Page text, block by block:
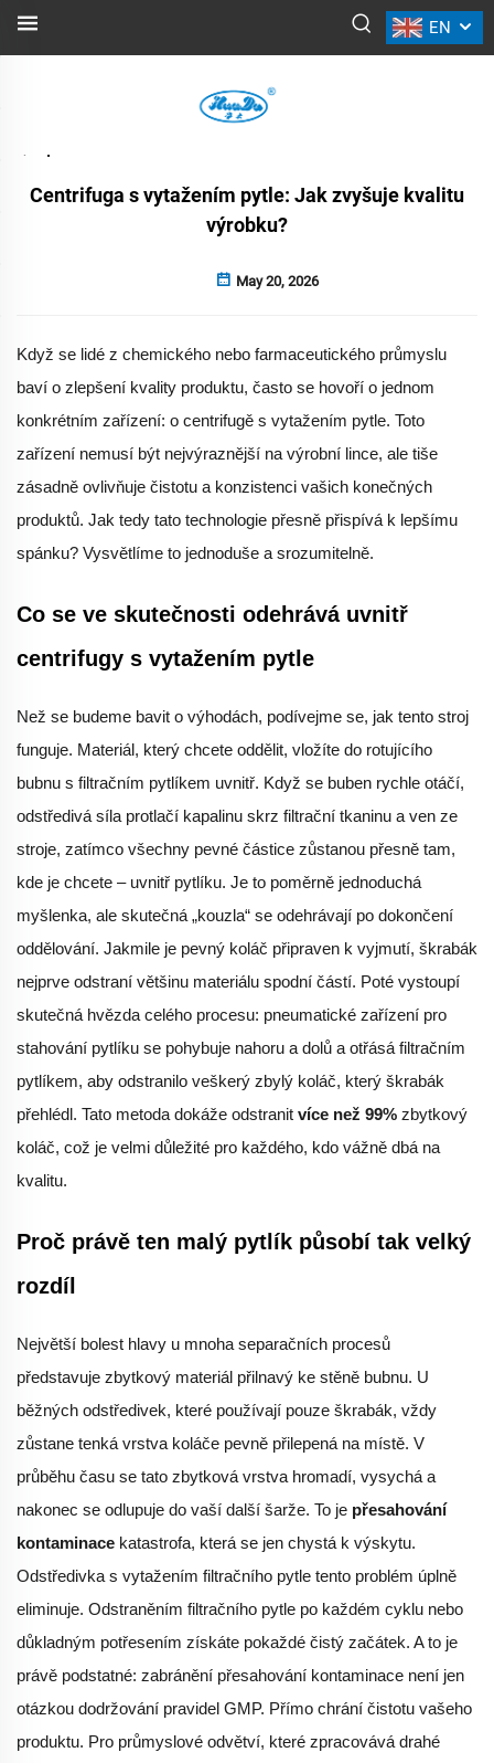
EN
NOVINKY
Centrifuga s vytažením pytle: Jak zvyšuje kvalitu
výrobku?
May 20, 2026
Když se lidé z chemického nebo farmaceutického průmyslu
baví o zlepšení kvality produktu, často se hovoří o jednom
konkrétním zařízení: o centrifugě s vytažením pytle. Toto
zařízení nemusí být nejvýraznější na výrobní lince, ale tiše
zásadně ovlivňuje čistotu a konzistenci vašich konečných
produktů. Jak tedy tato technologie přesně přispívá k lepšímu
spánku? Vysvětlíme to jednoduše a srozumitelně.
Co se ve skutečnosti odehrává uvnitř
centrifugy s vytažením pytle
Než se budeme bavit o výhodách, podívejme se, jak tento stroj
funguje. Materiál, který chcete oddělit, vložíte do rotujícího
bubnu s filtračním pytlíkem uvnitř. Když se buben rychle otáčí,
odstředivá síla protlačí kapalinu skrz filtrační tkaninu a ven ze
stroje, zatímco všechny pevné částice zůstanou přesně tam,
kde je chcete – uvnitř pytlíku. Je to poměrně jednoduchá
myšlenka, ale skutečná „kouzla“ se odehrávají po dokončení
oddělování. Jakmile je pevný koláč připraven k vyjmutí, škrabák
nejprve odstraní většinu materiálu spodní částí. Poté vystoupí
skutečná hvězda celého procesu: pneumatické zařízení pro
stahování pytlíku se pohybuje nahoru a dolů a otřásá filtračním
pytlíkem, aby odstranilo veškerý zbylý koláč, který škrabák
přehlédl. Tato metoda dokáže odstranit více než 99% zbytkový
koláč, což je velmi důležité pro každého, kdo vážně dbá na
kvalitu.
Proč právě ten malý pytlík působí tak velký
rozdíl
Největší bolest hlavy u mnoha separačních procesů
představuje zbytkový materiál přilnavý ke stěně bubnu. U
běžných odstředivek, které používají pouze škrabák, vždy
zůstane tenká vrstva koláče pevně přilepená na místě. V
průběhu času se tato zbytková vrstva hromadí, vysychá a
nakonec se odlupuje do vaší další šarže. To je přesahování
kontaminace katastrofa, která se jen chystá k výskytu.
Odstředivka s vytažením filtračního pytle tento problém úplně
eliminuje. Odstraněním filtračního pytle po každém cyklu nebo
důkladným potřesením získáte pokaždé čistý začátek. A to je
právě podstatné: zabránění přesahování kontaminace není jen
otázkou dodržování pravidel GMP. Přímo chrání čistotu vašeho
produktu. Pro průmyslové odvětví, které zpracovává drahé